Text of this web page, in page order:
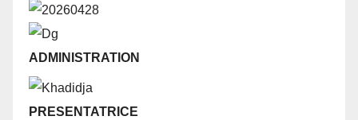
ADMINISTRATION
PRESENTATRICE